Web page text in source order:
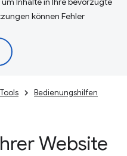
können Fehler
Bedienungshilfen
Website